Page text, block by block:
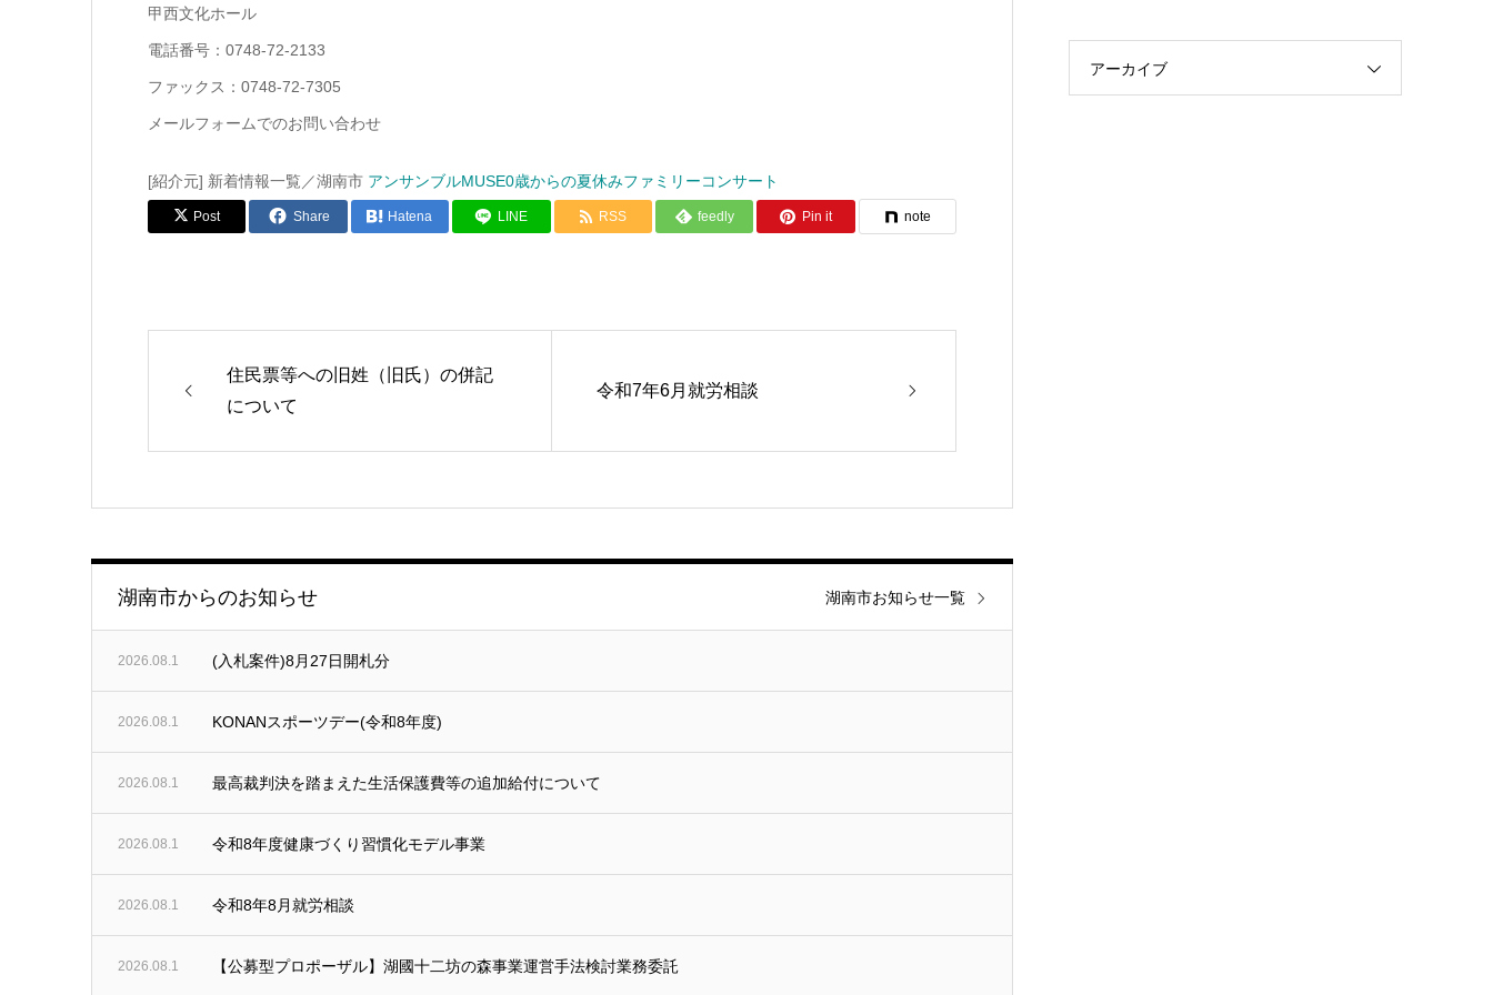
甲西文化ホール
電話番号：0748-72-2133
ファックス：0748-72-7305
メールフォームでのお問い合わせ
[紹介元] 新着情報一覧／湖南市 アンサンブルMUSE0歳からの夏休みファミリーコンサート
Post Share Hatena LINE RSS feedly Pin it note
住民票等への旧姓（旧氏）の併記
について
令和7年6月就労相談
湖南市からのお知らせ
2026.08.1 (入札案件)8月27日開札分
2026.08.1 KONANスポーツデー(令和8年度)
2026.08.1 最高裁判決を踏まえた生活保護費等の追加給付について
2026.08.1 令和8年度健康づくり習慣化モデル事業
2026.08.1 令和8年8月就労相談
2026.08.1 【公募型プロポーザル】湖國十二坊の森事業運営手法検討業務委託
湖南市お知らせ一覧
アーカイブ